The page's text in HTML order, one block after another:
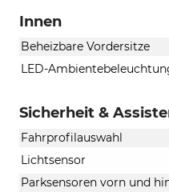
Innen
Beheizbare Vordersitze
LED-
Sicherheit &
Fahrprofilauswahl
Lichtsensor
Parksensoren vorn und